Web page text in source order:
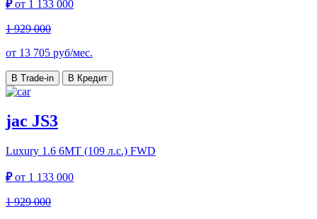
₽от 1 133 000
1 929 000
от 13 705 руб/мес.
В Trade-in В Кредит
jac JS3
Luxury 1.6 6MT (109 л.с.) FWD
₽от 1 133 000
1 929 000